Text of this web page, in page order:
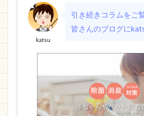
katsu
引き続きコラムをご
皆さんのブログに